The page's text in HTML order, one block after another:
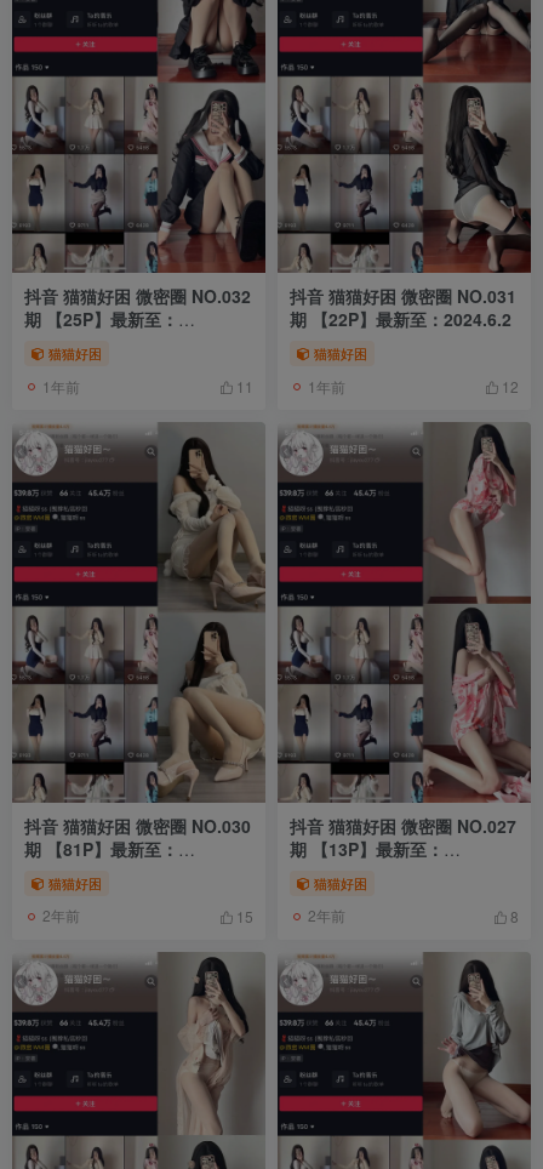
抖音 猫猫好困 微密圈 NO.032
期 【25P】最新至：
猫猫好困
1年前 11
抖音 猫猫好困 微密圈 NO.031
期 【22P】最新至：2024.6.2
猫猫好困
1年前 12
抖音 猫猫好困 微密圈 NO.030
期 【81P】最新至：
猫猫好困
2年前 15
抖音 猫猫好困 微密圈 NO.027
期 【13P】最新至：
猫猫好困
2年前 8